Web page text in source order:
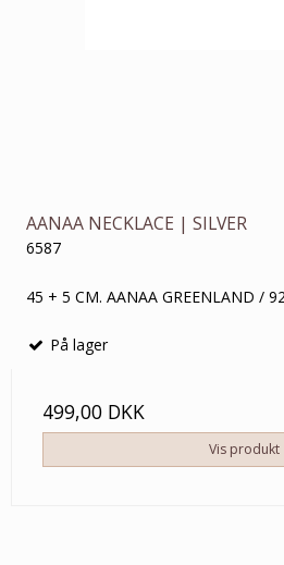
AANAA NECKLACE | SILVER
6587
45 + 5 CM. AANAA GREENLAND /
På lager
499,00 DKK
Vis produkt